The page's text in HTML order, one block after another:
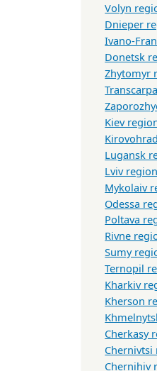
Volyn
Dnieper
Ivano-
Donetsk
Zhytomyr
Kiev
Lugansk
Lviv region
Mykolaiv
Odessa
Poltava
Rivne
Sumy
Ternopil
Kharkiv
Kherson
Cherkasy
Chernivtsi
Chernihiv